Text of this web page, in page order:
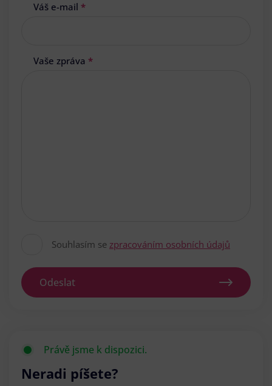
Váš e-mail *
Vaše zpráva *
Souhlasím se zpracováním osobních údajů
Odeslat
Právě jsme k dispozici.
Neradi píšete?